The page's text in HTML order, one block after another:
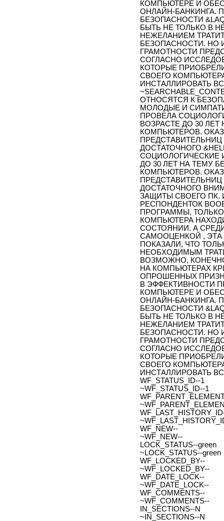
КОМПЬЮТЕРЕ И
ОНЛАЙН-БАНКИНГА.
БЕЗОПАСНОСТИ
БЫТЬ НЕ ТОЛЬКО В
НЕЖЕЛАНИЕМ
БЕЗОПАСНОСТИ. НО
ГРАМОТНОСТИ
СОГЛАСНО
КОТОРЫЕ
СВОЕГО
ИНСТАЛЛИРОВАТЬ
ОТНОСЯТСЯ К
МОЛОДЫЕ И
ПРОВЕЛА
ВОЗРАСТЕ ДО 30
КОМПЬЮТЕРОВ.
ДОСТАТОЧНОГО
СОЦИОЛОГИЧЕСКИЕ
ДО 30 ЛЕТ НА ТЕМУ
КОМПЬЮТЕРОВ.
ДОСТАТОЧНОГО
ЗАЩИТЫ СВОЕГО ПК.
РЕСПОНДЕНТОК
ПРОГРАММЫ,
КОМПЬЮТЕРА
СОСТОЯНИИ. А
САМООЦЕНКОЙ ,
ПОКАЗАЛИ, ЧТО
НЕОБХОДИМЫМ
ВОЗМОЖНО,
НА КОМПЬЮТЕРАХ
ОПРОШЕННЫХ
В ЭФФЕКТИВНОСТИ
КОМПЬЮТЕРЕ И
ОНЛАЙН-БАНКИНГА.
БЕЗОПАСНОСТИ
БЫТЬ НЕ ТОЛЬКО В
НЕЖЕЛАНИЕМ
БЕЗОПАСНОСТИ. НО
ГРАМОТНОСТИ
СОГЛАСНО
КОТОРЫЕ
СВОЕГО
ИНСТАЛЛИРОВАТЬ
WF_STATUS_ID--1
~WF_STATUS_ID--1
WF_NEW--
~WF_NEW--
LOCK_STATUS--green
~LOCK_STATUS--green
WF_LOCKED_BY--
~WF_LOCKED_BY--
WF_DATE_LOCK--
~WF_DATE_LOCK--
WF_COMMENTS--
~WF_COMMENTS--
IN_SECTIONS--N
~IN_SECTIONS--N